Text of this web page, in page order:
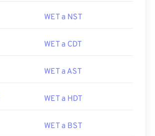
WET a NST
WET a CDT
WET a AST
WET a HDT
WET a BST